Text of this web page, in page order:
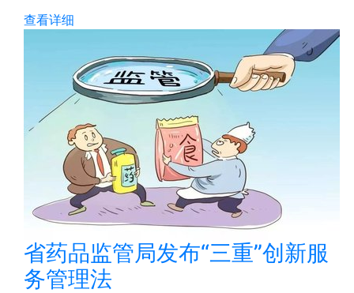
查看详细
省药品监管局发布“三重”创新服
务管理法